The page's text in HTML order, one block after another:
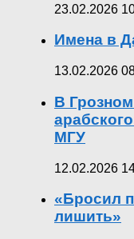
23.02.2026
Имена в
13.02.2026
В
МГУ
12.02.2026
«Бросил
лишить»